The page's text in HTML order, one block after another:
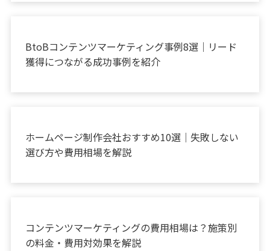
BtoBコンテンツマーケティング事例8選｜リード
獲得につながる成功事例を紹介
ホームページ制作会社おすすめ10選｜失敗しない
選び方や費用相場を解説
コンテンツマーケティングの費用相場は？施策別
の料金・費用対効果を解説